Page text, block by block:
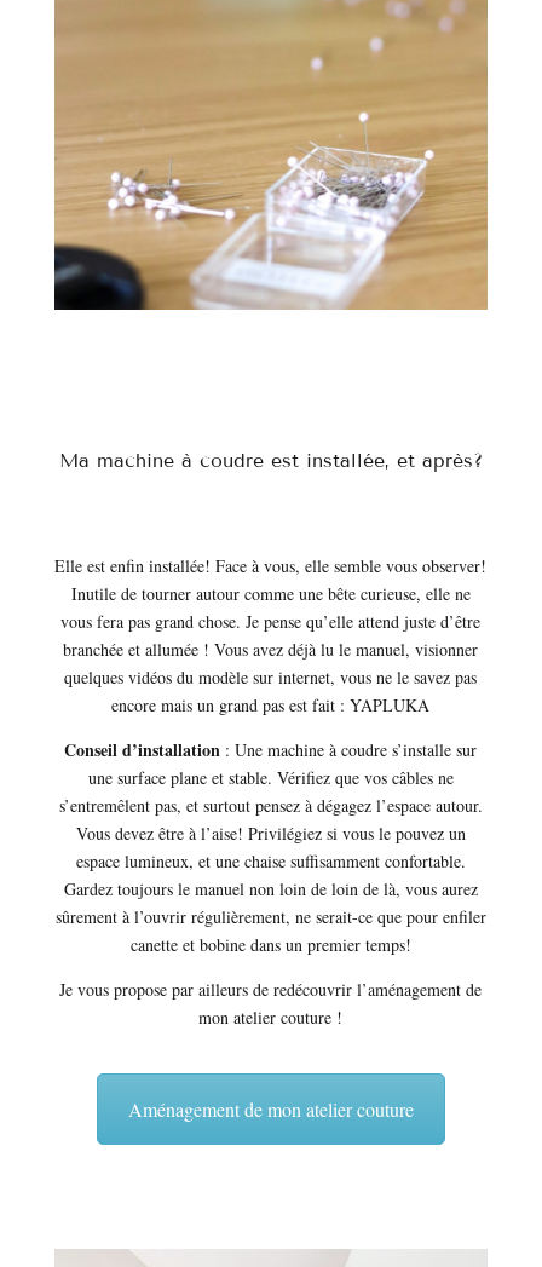
Ma machine à coudre est installée, et après?
Elle est enfin installée! Face à vous, elle semble vous observer!
Inutile de tourner autour comme une bête curieuse, elle ne
vous fera pas grand chose. Je pense qu’elle attend juste d’être
branchée et allumée ! Vous avez déjà lu le manuel, visionner
quelques vidéos du modèle sur internet, vous ne le savez pas
encore mais un grand pas est fait : YAPLUKA
Conseil d’installation : Une machine à coudre s’installe sur
une surface plane et stable. Vérifiez que vos câbles ne
s’entremêlent pas, et surtout pensez à dégagez l’espace autour.
Vous devez être à l’aise! Privilégiez si vous le pouvez un
espace lumineux, et une chaise suffisamment confortable.
Gardez toujours le manuel non loin de loin de là, vous aurez
sûrement à l’ouvrir régulièrement, ne serait-ce que pour enfiler
canette et bobine dans un premier temps!
Je vous propose par ailleurs de redécouvrir l’aménagement de
mon atelier couture !
Aménagement de mon atelier couture